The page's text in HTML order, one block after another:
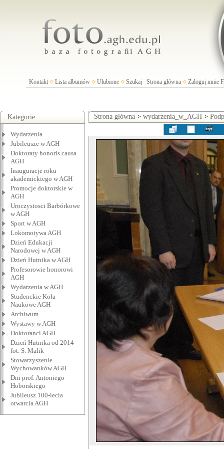
Kontakt Lista albumów Ulubione Szukaj Strona główna Zaloguj mnie
Kategorie
Wydarzenia
Jubileusze w AGH
Doktoraty honoris causa
AGH
Inauguracje roku
akademickiego w AGH
Promocje doktorskie w
AGH
Uroczystosci Barbórkowe
w AGH
Sport w AGH
Lokomotywa AGH
Dzień Edukacji
Narodowej w AGH
Dzień Hutnika w AGH
Profesorowie honorowi
AGH
Wydarzenia w AGH
Studenckie Koła
Naukowe AGH
Archiwum
Wystawy w AGH
Doktoranci AGH
Dzień Hutnika od 2014 -
fot. S. Malik
Stowarzyszenie
Wychowanków AGH
Dni prof. Antoniego
Hoborskiego
Jubileusz 100-lecia
otwarcia AGH
Strona główna > wydarzenia_w_AGH >